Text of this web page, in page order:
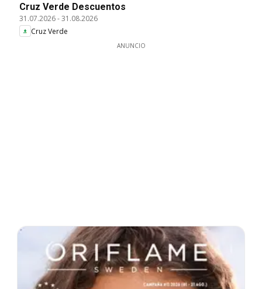
Cruz Verde Descuentos
31.07.2026-31.08.2026
Cruz Verde
ANUNCIO